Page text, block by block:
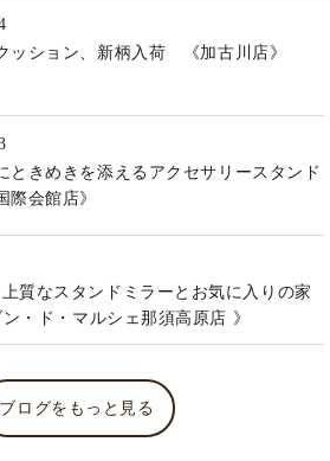
ッション、新柄入荷 《加古川店》
ときめきを添えるアクセサリースタンド
際会館店》
質なスタンドミラーとお気に入りの家
・ド・マルシェ那須高原店 》
ブログをもっと見る